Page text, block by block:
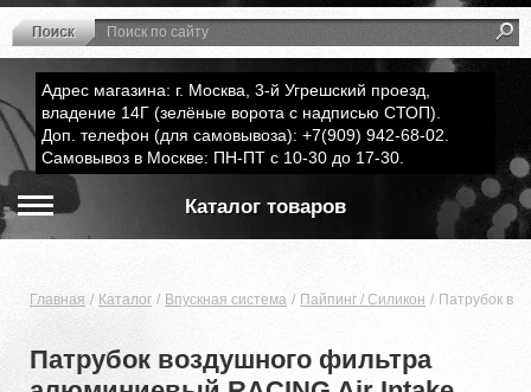
Адрес магазина: г. Москва, 3-й Угрешский проезд,
владение 14Г (зелёные ворота с надписью СТОП).
Доп. телефон (для самовывоза): +7(909) 942-68-02.
Самовывоз в Москве: ПН-ПТ с 10-30 до 17-30.
Каталог товаров
Главная Каталог Впускная система Пайпинг / Силикон Патрубок
Патрубок воздушного фильтра